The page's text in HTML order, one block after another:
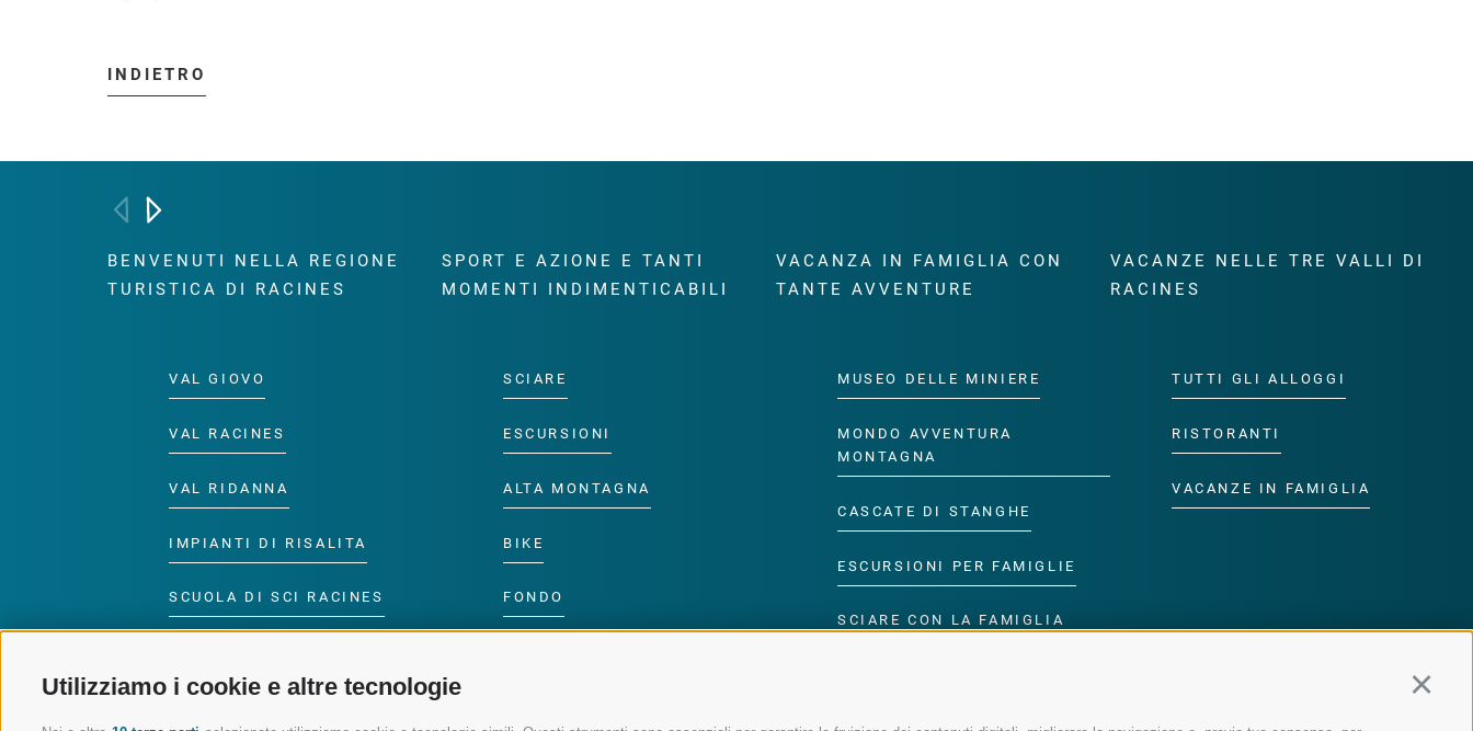
Utilizziamo i cookie e altre tecnologie
INDIETRO
BENVENUTI NELLA REGIONE
TURISTICA DI RACINES
VAL GIOVO
VAL RACINES
VAL RIDANNA
IMPIANTI DI RISALITA
SCUOLA DI SCI RACINES
RACINES
SPORT E AZIONE E TANTI
MOMENTI INDIMENTICABILI
SCIARE
ESCURSIONI
ALTA MONTAGNA
BIKE
FONDO
VACANZA IN FAMIGLIA CON
TANTE AVVENTURE
MUSEO DELLE MINIERE
MONDO AVVENTURA
MONTAGNA
CASCATE DI STANGHE
ESCURSIONI PER FAMIGLIE
SCIARE CON LA FAMIGLIA
VACANZE NELLE TRE VALLI DI
RACINES
TUTTI GLI ALLOGGI
RISTORANTI
VACANZE IN FAMIGLIA